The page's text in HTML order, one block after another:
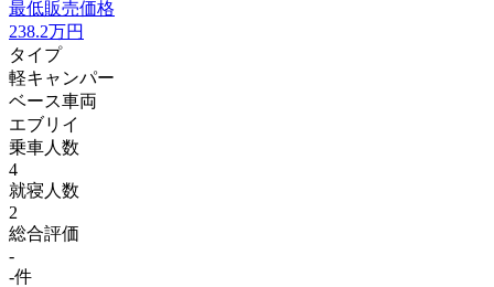
最低販売価格
238.2万円
タイプ
軽キャンパー
ベース車両
エブリイ
乗車人数
4
就寝人数
2
総合評価
-
-件